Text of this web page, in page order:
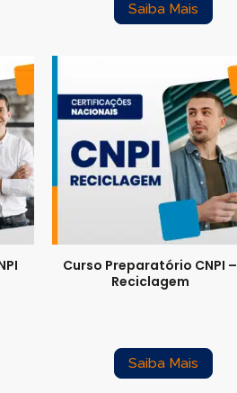
Saiba Mais
Curso Preparatório CNPI –
Reciclagem
Saiba Mais